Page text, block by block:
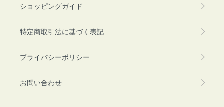
ショッピングガイド
特定商取引法に基づく表記
プライバシーポリシー
お問い合わせ